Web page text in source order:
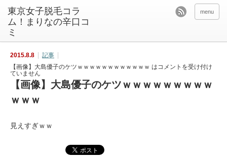
東京女子脱毛コラ
ム！まりなの辛口コ
ミ
menu
2015.8.8
記事
【画像】大島優子のケツｗｗｗｗｗｗｗｗｗｗｗｗ はコメントを受け付け
ていません
【画像】大島優子のケツｗｗｗｗｗｗｗｗｗ
ｗｗｗ
見えすぎｗｗ